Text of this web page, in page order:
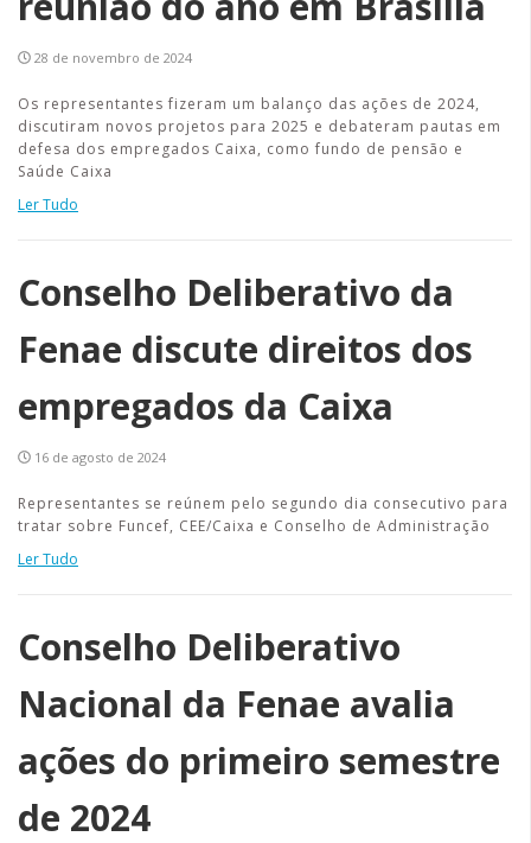
28 de novembro de 2024
Os representantes fizeram um balanço das ações de 2024,
discutiram novos projetos para 2025 e debateram pautas em
defesa dos empregados Caixa, como fundo de pensão e
Saúde Caixa
Ler Tudo
Conselho Deliberativo da
Fenae discute direitos dos
empregados da Caixa
16 de agosto de 2024
Representantes se reúnem pelo segundo dia consecutivo para
tratar sobre Funcef, CEE/Caixa e Conselho de Administração
Ler Tudo
Conselho Deliberativo
Nacional da Fenae avalia
ações do primeiro semestre
de 2024